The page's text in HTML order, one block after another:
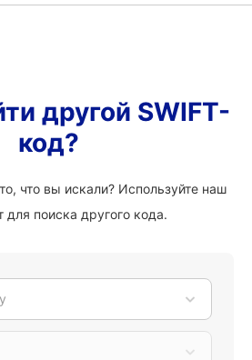
другой SWIFT-
код?
что вы искали? Используйте наш
для поиска другого кода.